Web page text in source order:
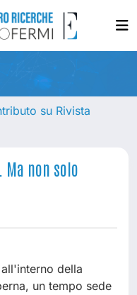
su Rivista
Ma non solo
della
un tempo sede